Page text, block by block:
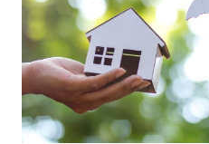
tout
sur